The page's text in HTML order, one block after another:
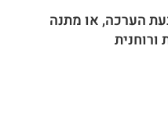
הערכה, או מתנה